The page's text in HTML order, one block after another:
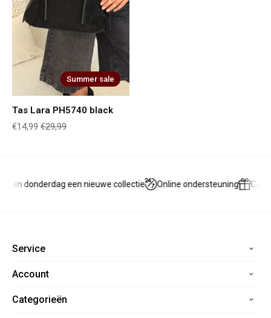
Summer sale
Tas Lara PH5740 black
€14,99 €29,99
en donderdag een nieuwe collectie Online ondersteuning
Service
Home
Veelgestelde vragen
Account
Registreren
Categorieën